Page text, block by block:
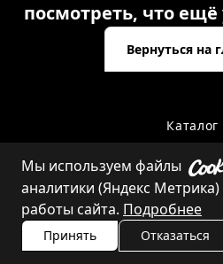
посмотреть, что ещё
Вернуться на
Каталог
Мы используем файлы
аналитики (Яндекс
работы сайта. Подробнее
Принять Отказаться